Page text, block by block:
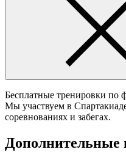
Бесплатные тренировки по
Мы участвуем в
соревнованиях и забегах.
Дополнительные